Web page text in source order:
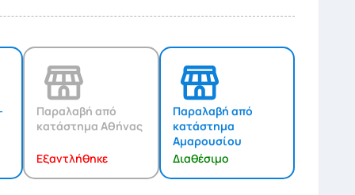
Παραλαβή από
κατάστημα Αθήνας
Εξαντλήθηκε
Παραλαβή από
κατάστημα
Αμαρουσίου
Διαθέσιμο